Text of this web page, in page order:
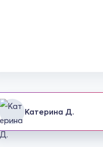
Катерина Д.